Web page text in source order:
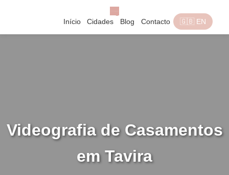
Início Cidades Blog Contacto 🇬🇧 EN
Videografia de Casamentos
em Tavira